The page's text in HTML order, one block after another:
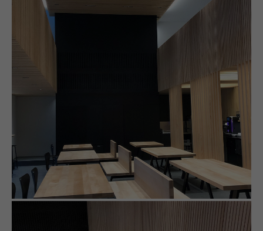
Get in touch
Cybersteel Inc.
376-293 City Road, Suite 600
About us
Lorem ipsum dolor sit amet, consectetuer adipiscing
elit.
Aenean commodo ligula eget dolor. Aenean massa.